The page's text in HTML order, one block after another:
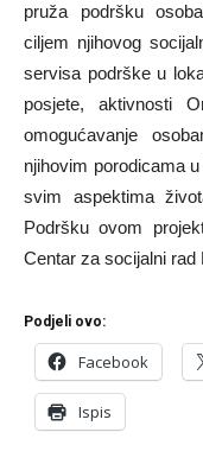
pruža podršku
ciljem njihovog
servisa podrške u
posjete, aktivnosti
omogućavanje
njihovim porodicama
svim aspektima
Podršku ovom
Centar za socijalni rad
Podjeli ovo:
Facebook
Ispis